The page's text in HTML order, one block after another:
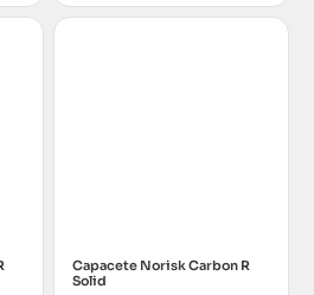
Capacete Norisk Carbon R
Solid